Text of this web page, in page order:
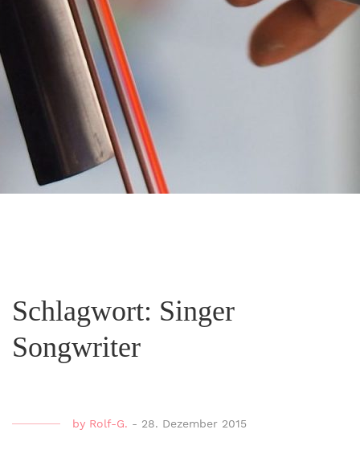
Schlagwort: Singer
Songwriter
by Rolf-G. - 28. Dezember 2015